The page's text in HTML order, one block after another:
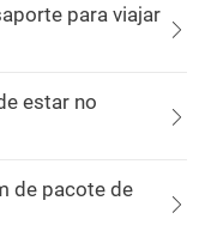
para viajar
estar no
de pacote de